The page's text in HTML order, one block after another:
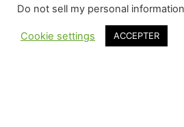
Do not sell my personal information
Cookie settings ACCEPTER